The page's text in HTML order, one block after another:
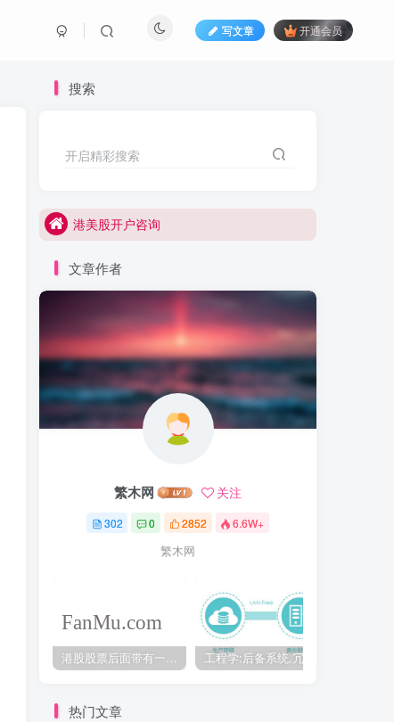
写文章 开通会员
搜索
开启精彩搜索
港美股开户咨询
港美股开户咨询
文章作者
繁木网 关注
302 0 2852 6.6W+
繁木网
港股股票后面带有一个B是什么意思？股票名字带-W,-R,-S呢
热门文章